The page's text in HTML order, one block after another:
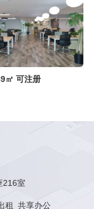
㎡ 可注册
216室
租 共享办公